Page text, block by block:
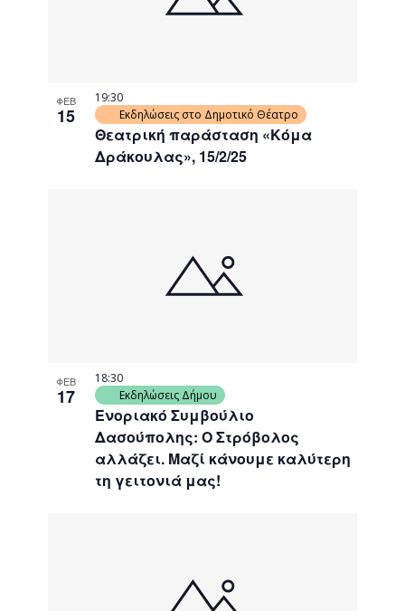
ΦΕΒ
15
Θεατρική παράσταση «Κόμα
Δράκουλας», 15/2/25
19:30
Εκδηλώσεις στο Δημοτικό Θέατρο
ΦΕΒ
17
Ενοριακό Συμβούλιο
Δασούπολης: Ο Στρόβολος
αλλάζει. Μαζί κάνουμε καλύτερη
τη γειτονιά μας!
18:30
Εκδηλώσεις Δήμου